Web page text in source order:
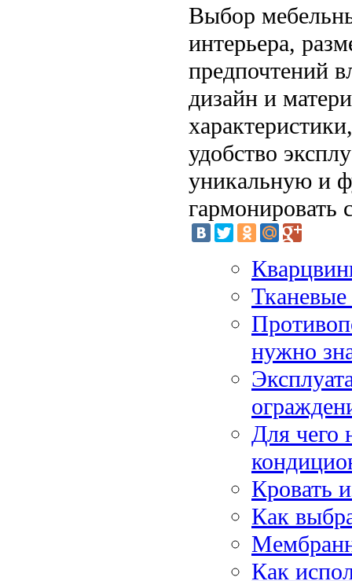
Выбор
интерьера,
предпочтений
дизайн и
удобство
уникальную и
гармонировать
нужно
Для чего
Кровать
Как
Как